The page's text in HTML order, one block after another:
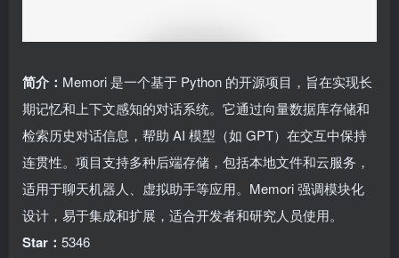
简介： Memori 是一个基于 Python 的开源项目，旨在实现长
期记忆和上下文感知的对话系统。它通过向量数据库存储和
检索历史对话信息，帮助 AI 模型（如 GPT）在交互中保持
连贯性。项目支持多种后端存储，包括本地文件和云服务，
适用于聊天机器人、虚拟助手等应用。Memori 强调模块化
设计，易于集成和扩展，适合开发者和研究人员使用。
Star： 5346